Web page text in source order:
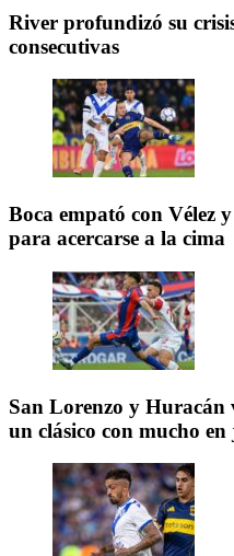
River profundizó su
consecutivas
Boca empató con Vélez
para acercarse a la cima
San Lorenzo y Huracán
un clásico con mucho en